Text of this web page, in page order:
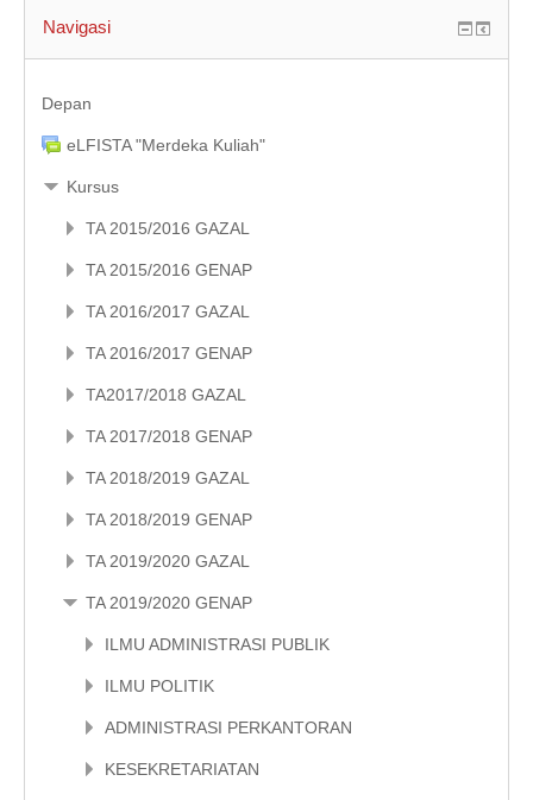
Navigasi
Depan
eLFISTA "Merdeka Kuliah"
Kursus
TA 2015/2016 GAZAL
TA 2015/2016 GENAP
TA 2016/2017 GAZAL
TA 2016/2017 GENAP
TA2017/2018 GAZAL
TA 2017/2018 GENAP
TA 2018/2019 GAZAL
TA 2018/2019 GENAP
TA 2019/2020 GAZAL
TA 2019/2020 GENAP
ILMU ADMINISTRASI PUBLIK
ILMU POLITIK
ADMINISTRASI PERKANTORAN
KESEKRETARIATAN